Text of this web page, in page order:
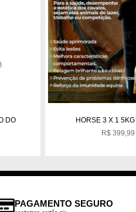
DO
HORSE 3 X 1
R$399,99
PAGAMENTO SEGURO